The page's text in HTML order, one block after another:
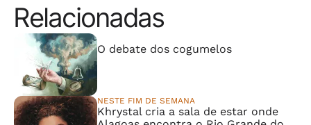
Relacionadas
O debate dos cogumelos
NESTE FIM DE SEMANA
Khrystal cria a sala de estar onde